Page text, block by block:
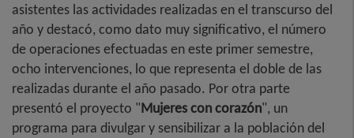
asistentes las actividades realizadas en el transcurso del
año y destacó, como dato muy significativo, el número
de operaciones efectuadas en este primer semestre,
ocho intervenciones, lo que representa el doble de las
realizadas durante el año pasado. Por otra parte
presentó el proyecto "Mujeres con corazón", un
programa para divulgar y sensibilizar a la población del